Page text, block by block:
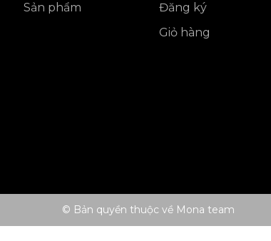
Sản phẩm
Đăng ký
Giỏ hàng
© Bản quyền thuộc về Mona team